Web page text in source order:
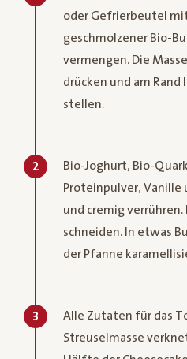
oder Gefrierbeutel
geschmolzener Bio-
vermengen. Die
drücken und am
stellen.
2
Bio-Joghurt, Bio-
Proteinpulver,
und cremig
schneiden. In etwas
der Pfanne
3
Alle Zutaten für das
Streuselmasse